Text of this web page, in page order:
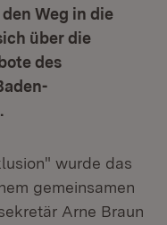
Weg in die
über die
des
wurde das
gemeinsamen
Arne Braun